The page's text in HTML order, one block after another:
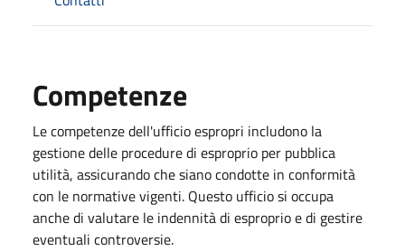
Competenze
Le competenze dell'ufficio espropri includono la
gestione delle procedure di esproprio per pubblica
utilità, assicurando che siano condotte in conformità
con le normative vigenti. Questo ufficio si occupa
anche di valutare le indennità di esproprio e di gestire
eventuali controversie.